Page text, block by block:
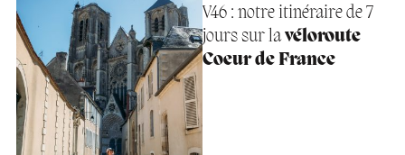
V46 : notre itinéraire de 7
jours sur lavéloroute
Coeur de France